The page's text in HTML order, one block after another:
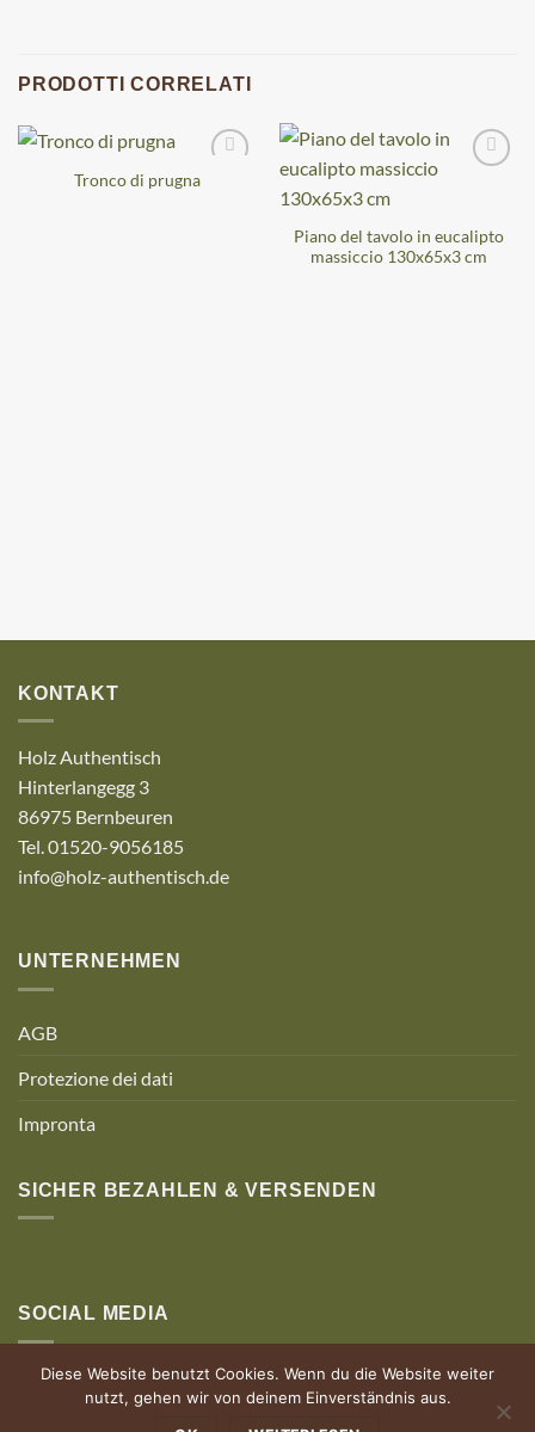
PRODOTTI CORRELATI
Tronco di prugna
Piano del tavolo in eucalipto
massiccio 130x65x3 cm
KONTAKT
Holz Authentisch
Hinterlangegg 3
86975 Bernbeuren
Tel. 01520-9056185
info@holz-authentisch.de
UNTERNEHMEN
AGB
Protezione dei dati
Impronta
SICHER BEZAHLEN & VERSENDEN
SOCIAL MEDIA
Diese Website benutzt Cookies. Wenn du die Website weiter
nutzt, gehen wir von deinem Einverständnis aus.